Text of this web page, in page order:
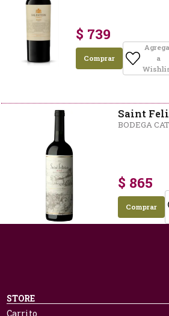
$ 739
Comprar
a
Saint
BODEGA
$ 865
Comprar
STORE
Carrito